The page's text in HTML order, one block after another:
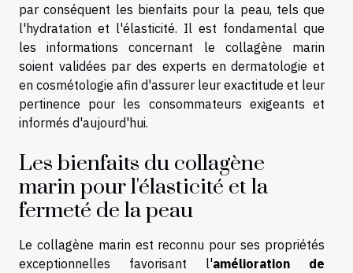
par conséquent les bienfaits pour la peau, tels que
l'hydratation et l'élasticité. Il est fondamental que
les informations concernant le collagène marin
soient validées par des experts en dermatologie et
en cosmétologie afin d'assurer leur exactitude et leur
pertinence pour les consommateurs exigeants et
informés d'aujourd'hui.
Les bienfaits du collagène
marin pour l'élasticité et la
fermeté de la peau
Le collagène marin est reconnu pour ses propriétés
exceptionnelles favorisant l'amélioration de